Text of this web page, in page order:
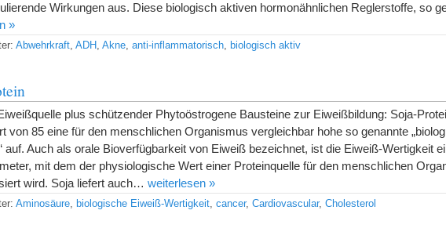
Wirkungen aus. Diese biologisch aktiven hormonähnlichen Reglerstoffe, so
»
Abwehrkraft, ADH , Akne, anti-inflammatorisch, biologisch aktiv
plus schützender Phytoöstrogene Bausteine zur Eiweißbildung: Soja-
von 85 eine für den menschlichen Organismus vergleichbar hohe so genannte
auf. Auch als orale Bioverfügbarkeit von Eiweiß bezeichnet, ist die Eiweiß-Wertigkeit
mit dem der physiologische Wert einer Proteinquelle für den menschlichen
wird. Soja liefert auch… weiterlesen »
Aminosäure, biologische Eiweiß-Wertigkeit, cancer, Cardiovascular, Cholesterol